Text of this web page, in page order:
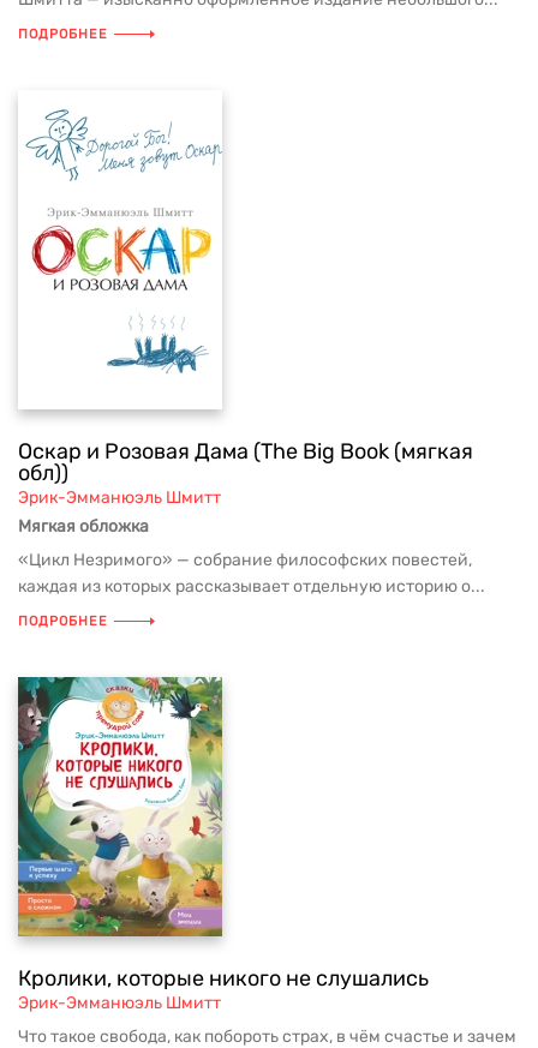
ПОДРОБНЕЕ
Оскар и Розовая Дама (The Big Book (мягкая
обл))
Эрик-Эмманюэль Шмитт
Мягкая обложка
«Цикл Незримого» — собрание философских повестей,
каждая из которых рассказывает отдельную историю о...
ПОДРОБНЕЕ
Кролики, которые никого не слушались
Эрик-Эмманюэль Шмитт
Что такое свобода, как побороть страх, в чём счастье и зачем